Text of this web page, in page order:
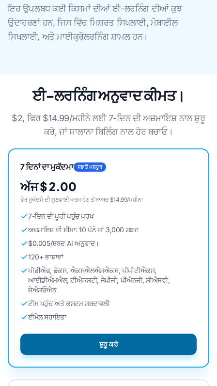
ਇਹ ਉਪਲਬਧ ਕਈ ਕਿਸਮਾਂ ਦੀਆਂ ਈ-ਲਰਨਿੰਗ ਦੀਆਂ ਕੁਝ
ਉਦਾਹਰਣਾਂ ਹਨ, ਜਿਸ ਵਿੱਚ ਮਿਸ਼ਰਤ ਸਿਖਲਾਈ, ਮੋਬਾਈਲ
ਸਿਖਲਾਈ, ਅਤੇ ਮਾਈਕ੍ਰੋਲਰਨਿੰਗ ਸ਼ਾਮਲ ਹਨ।
ਈ-ਲਰਨਿੰਗ ਅਨੁਵਾਦ ਕੀਮਤ।
$2, ਫਿਰ $14.99/ਮਹੀਨੇ ਲਈ 7-ਦਿਨ ਦੀ ਅਜ਼ਮਾਇਸ਼ ਨਾਲ ਸ਼ੁਰੂ
ਕਰੋ, ਜਾਂ ਸਾਲਾਨਾ ਬਿਲਿੰਗ ਨਾਲ ਹੋਰ ਬਚਾਓ।
7 ਦਿਨਾਂ ਦਾ ਮੁਕੱਦਮਾ ਸਭ ਤੋਂ ਮਸ਼ਹੂਰ
ਅੱਜ $ 2.00
ਫੇਰ ਮੁਕੱਦਮੇ ਦੀ ਸੁਣਵਾਈ ਖਤਮ ਹੋਣ ਤੋਂ ਬਾਅਦ $14.99/ਮਹੀਨਾ
7-ਦਿਨ ਦੀ ਪੂਰੀ ਪਹੁੰਚ ਪਰਖ
ਅਜ਼ਮਾਇਸ਼ ਦੀ ਸੀਮਾ: 10 ਪੰਨੇ ਜਾਂ 3,000 ਸ਼ਬਦ
$0.005/ਸ਼ਬਦ AI ਅਨੁਵਾਦ।
120+ ਭਾਸ਼ਾਵਾਂ
ਪੀਡੀਐਫ, ਡੌਕਸ, ਐਕਸਐਲਐਸਐਕਸ, ਪੀਪੀਟੀਐਕਸ,
ਆਈਡੀਐਮਐਲ, ਟੀਐਕਸਟੀ, ਜੇਪੀਜੀ, ਪੀਐਨਜੀ, ਸੀਐਸਵੀ,
ਜੇਐਸਓਐਨ
ਟੀਮ ਪਹੁੰਚ ਅਤੇ ਕਸਟਮ ਸ਼ਬਦਾਵਲੀ
ਈਮੇਲ ਸਹਾਇਤਾ
ਸ਼ੁਰੂ ਕਰੋ